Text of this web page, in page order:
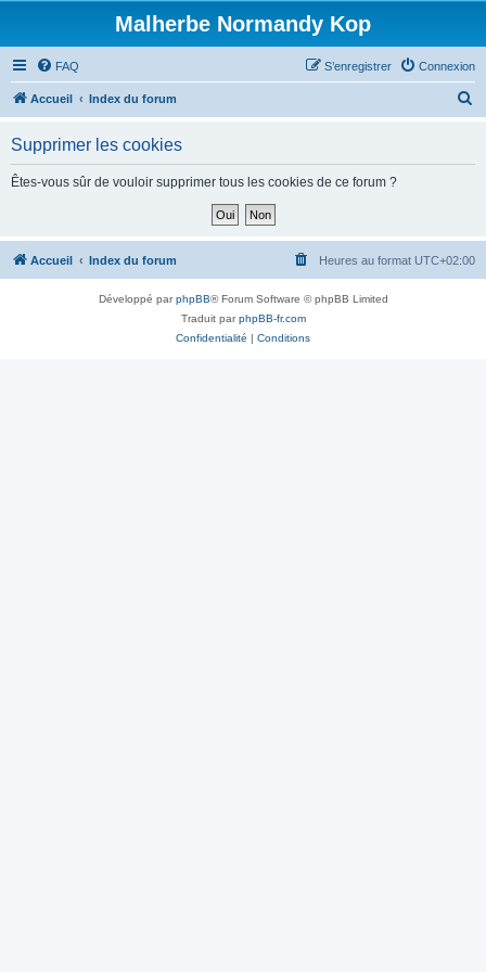
Malherbe Normandy Kop
FAQ Connexion
S’enregistrer
Accueil Index du forum
h
Supprimer les cookies
Êtes-vous sûr de vouloir supprimer tous les cookies de ce forum ?
Accueil Index du forum Heures au format UTC+02:00
Développé parphpBB® Forum Software © phpBB Limited
Traduit parphpBB-fr.com
Confidentialité | Conditions